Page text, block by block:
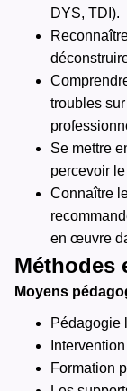
DYS, TDI).
troubles
Se mettre
percevoir
Connaître
en œuvre
Méthodes
Moyens
Pédagogie
Formation